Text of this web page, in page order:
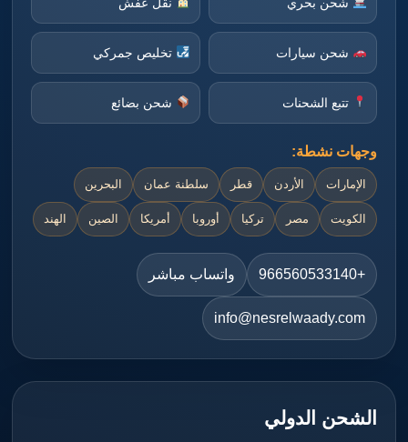
شحن سيارات تخليص جمركي
تتبع الشحنات شحن بضائع
وجهات نشطة:
الإمارات الأردن قطر سلطنة عمان البحرين
الكويت مصر تركيا أوروبا أمريكا الصين الهند
+966560533140 واتساب مباشر
info@nesrelwaady.com
الشحن الدولي